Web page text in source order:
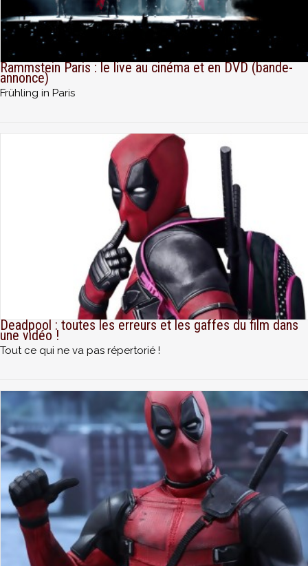
Rammstein Paris : le live au cinéma et en DVD (bande-
annonce)
Frühling in Paris
Deadpool : toutes les erreurs et les gaffes du film dans
une vidéo !
Tout ce qui ne va pas répertorié !